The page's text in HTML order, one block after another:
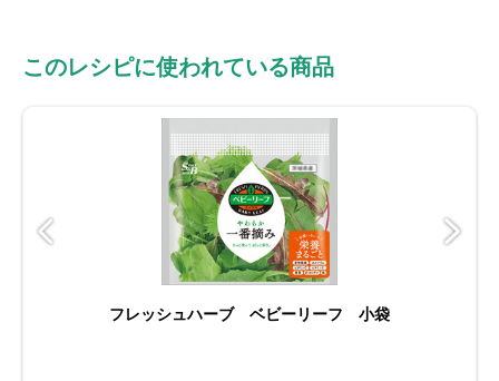
このレシピに使われている商品
フレッシュハーブ ベビーリーフ 小袋